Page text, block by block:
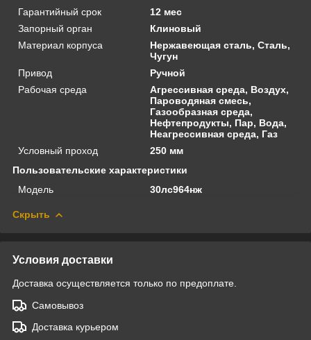
Гарантийный срок
12 мес
Запорный орган
Клиновый
Материал корпуса
Нержавеющая сталь, Сталь,
Чугун
Привод
Ручной
Рабочая среда
Агрессивная среда, Воздух,
Пароводяная смесь,
Газообразная среда,
Нефтепродукты, Пар, Вода,
Неагрессивная среда, Газ
Условный проход
250 мм
Пользовательские характеристики
Модель
30лс964нж
Скрыть
Условия доставки
Доставка осуществляется только по предоплате.
Самовывоз
Доставка курьером